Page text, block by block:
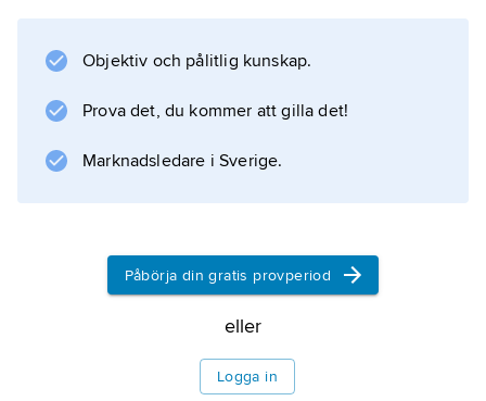
Av Apollonios skrifter finns bevarat ett
(vrickningar). Apollonios är starkt beroende av
Hippokrates och polemiserar mot Herofilos
Information om artikeln
Objektiv och pålitlig kunskap.
Prova det, du kommer att gilla det!
Marknadsledare i Sverige.
Påbörja din gratis provperiod
eller
Logga in